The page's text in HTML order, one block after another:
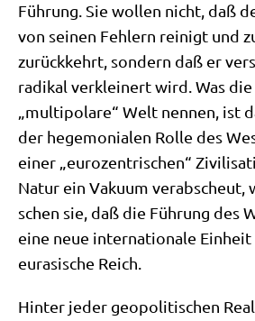
Füh­rung. Sie wol­len nicht, daß
von sei­nen Feh­lern rei­nigt und
zurück­kehrt, son­dern daß er
radi­kal ver­klei­nert wird. Was
„mul­ti­po­la­re“ Welt nen­nen, ist
der hege­mo­nia­len Rol­le des
einer „euro­zen­tri­schen“
Natur ein Vaku­um ver­ab­scheut,
schen sie, daß die Füh­rung des
eine neue inter­na­tio­na­le
eura­si­sche Reich.
Hin­ter jeder geo­po­li­ti­schen